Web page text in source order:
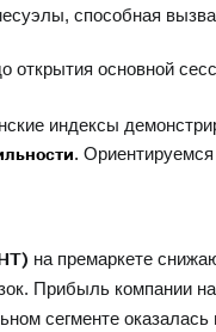
способная
открытия основной
индексы
.
на премаркете
Прибыль компании
сегменте оказалась